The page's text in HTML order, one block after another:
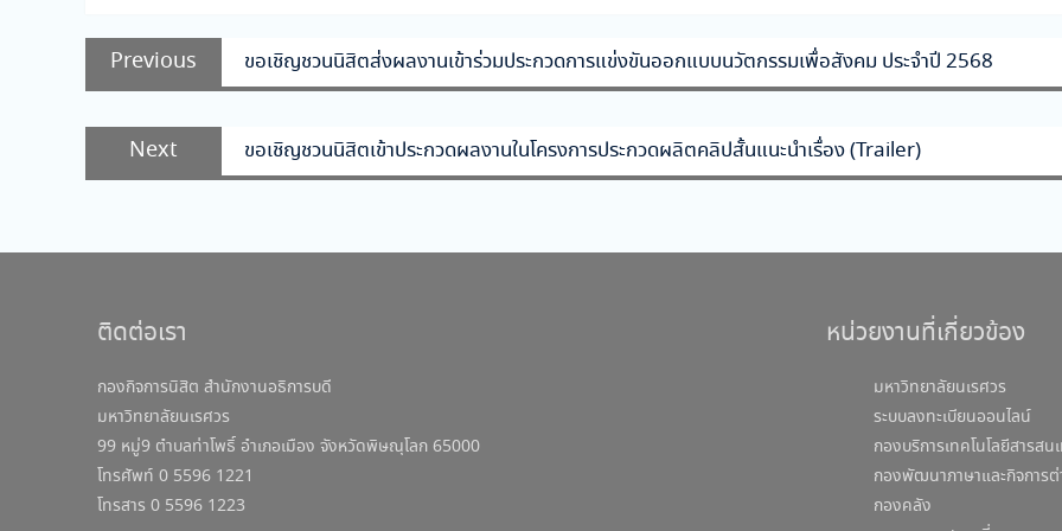
แนะแนว
เรื่อง
Previous
Previous
post:
ขอเชิญชวนนิสิตส่งผลงานเข้าร่วมประกวดการแข่งขันออกแบบนวัตกรรมเพื่อสังคม ประจำปี 2568
Next
Next
post:
ขอเชิญชวนนิสิตเข้าประกวดผลงานในโครงการประกวดผลิตคลิปสั้นแนะนำเรื่อง (Trailer)
ติดต่อเรา
กองกิจการนิสิต สำนักงานอธิการบดี
มหาวิทยาลัยนเรศวร
99 หมู่9 ตำบลท่าโพธิ์ อำเภอเมือง จังหวัดพิษณุโลก 65000
โทรศัพท์ 0 5596 1221
โทรสาร 0 5596 1223
หน่วยงานที่เกี่ยวข้อง
มหาวิทยาลัยนเรศวร
ระบบลงทะเบียนออนไลน์
กองบริการเทคโนโลยีสารสน
กองพัฒนาภาษาและกิจการต่
กองคลัง